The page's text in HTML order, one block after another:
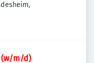
(w/m/d)